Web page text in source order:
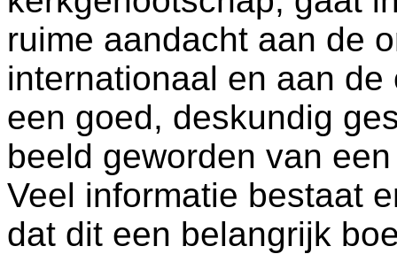
ruime aandacht aan de
internationaal en aan
een goed, deskundig
beeld geworden van
Veel informatie bestaat
dat dit een belangrijk